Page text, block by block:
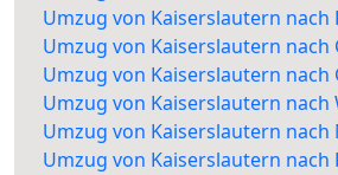
Umzug von Kaiserslautern nach
Umzug von Kaiserslautern nach
Umzug von Kaiserslautern nach
Umzug von Kaiserslautern nach
Umzug von Kaiserslautern
Umzug von Kaiserslautern nach